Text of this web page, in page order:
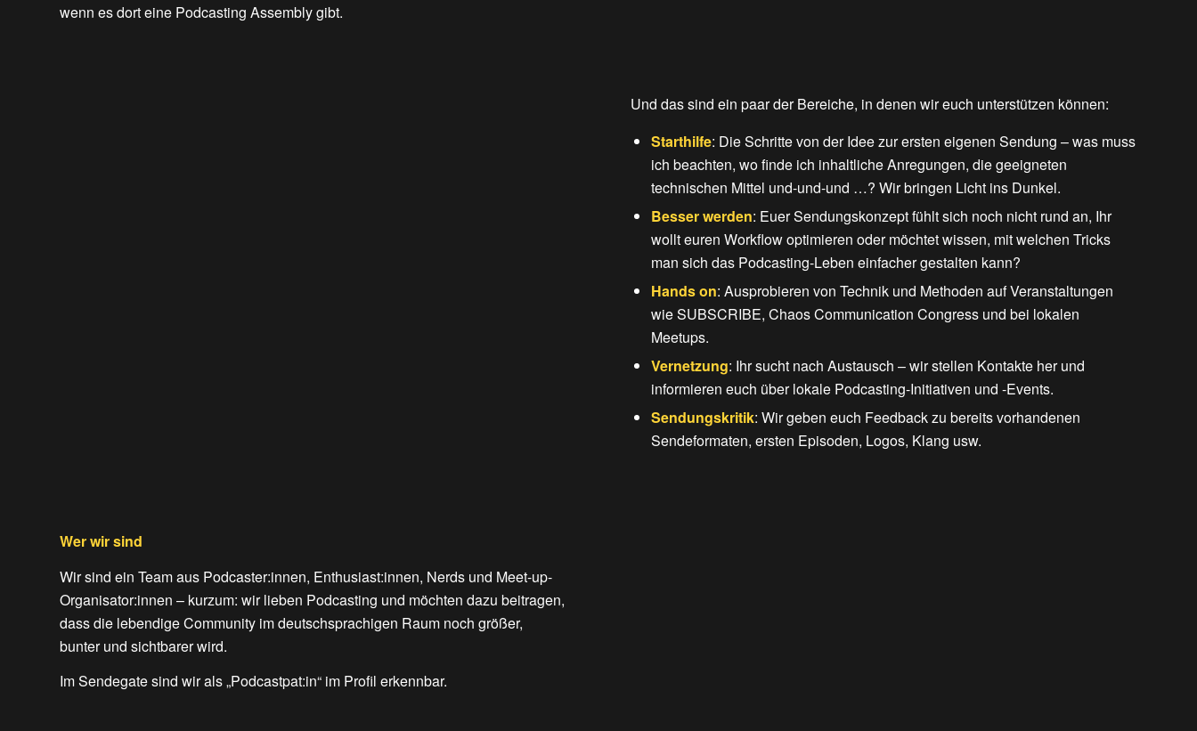
wenn es dort eine Podcasting Assembly gibt.
Und das sind ein paar der Bereiche, in denen wir euch unterstützen können:
Starthilfe: Die Schritte von der Idee zur ersten eigenen Sendung – was muss
ich beachten, wo finde ich inhaltliche Anregungen, die geeigneten
technischen Mittel und-und-und …? Wir bringen Licht ins Dunkel.
Besser werden: Euer Sendungskonzept fühlt sich noch nicht rund an, Ihr
wollt euren Workflow optimieren oder möchtet wissen, mit welchen Tricks
man sich das Podcasting-Leben einfacher gestalten kann?
Hands on: Ausprobieren von Technik und Methoden auf Veranstaltungen
wie SUBSCRIBE, Chaos Communication Congress und bei lokalen
Meetups.
Vernetzung: Ihr sucht nach Austausch – wir stellen Kontakte her und
informieren euch über lokale Podcasting-Initiativen und -Events.
Sendungskritik: Wir geben euch Feedback zu bereits vorhandenen
Sendeformaten, ersten Episoden, Logos, Klang usw.
Wer wir sind
Wir sind ein Team aus Podcaster:innen, Enthusiast:innen, Nerds und Meet-up-
Organisator:innen – kurzum: wir lieben Podcasting und möchten dazu beitragen,
dass die lebendige Community im deutschsprachigen Raum noch größer,
bunter und sichtbarer wird.
Im Sendegate sind wir als „Podcastpat:in“ im Profil erkennbar.